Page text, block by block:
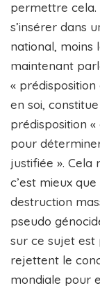
permettre cela.
s’insérer dans
national, moins
maintenant
«
en soi,
prédisposition
pour
justifiée ». Cela
c’est mieux
destruction
pseudo
sur ce sujet est
rejettent le
mondiale pour